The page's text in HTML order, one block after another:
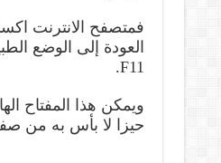
فمتصفح الانترنت
العودة إلى الوضع
F11.
ويمكن هذا المفتاح
حيزا لا بأس به من